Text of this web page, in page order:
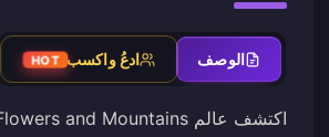
الوصف ادعُ واكسب HOT